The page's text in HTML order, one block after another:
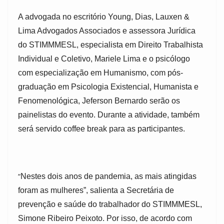
A advogada no escritório Young, Dias, Lauxen &
Lima Advogados Associados e assessora Jurídica
do STIMMMESL, especialista em Direito Trabalhista
Individual e Coletivo, Mariele Lima e o psicólogo
com especialização em Humanismo, com pós-
graduação em Psicologia Existencial, Humanista e
Fenomenológica, Jeferson Bernardo serão os
painelistas do evento. Durante a atividade, também
será servido coffee break para as participantes.
“Nestes dois anos de pandemia, as mais atingidas
foram as mulheres”, salienta a Secretária de
prevenção e saúde do trabalhador do STIMMMESL,
Simone Ribeiro Peixoto. Por isso, de acordo com